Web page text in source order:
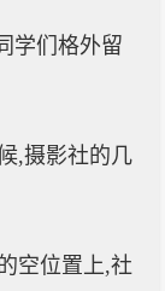
学们格外留
,摄影社的几
空位置上,社